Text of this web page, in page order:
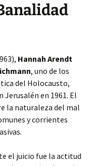
Hannah Arendt
, uno de los
del Holocausto,
en 1961. El
la naturaleza del mal
y corrientes
el juicio fue la actitud